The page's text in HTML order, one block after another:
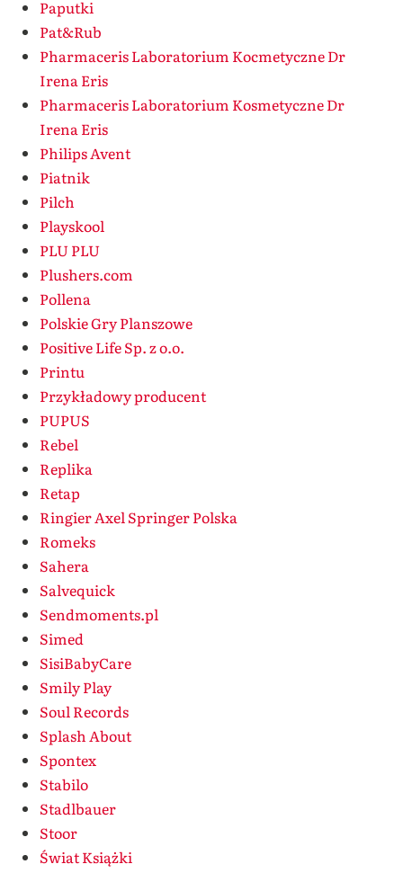
Paputki
Pat&Rub
Pharmaceris Laboratorium Kocmetyczne Dr
Irena Eris
Pharmaceris Laboratorium Kosmetyczne Dr
Irena Eris
Philips Avent
Piatnik
Pilch
Playskool
PLU PLU
Plushers.com
Pollena
Polskie Gry Planszowe
Positive Life Sp. z o.o.
Printu
Przykładowy producent
PUPUS
Rebel
Replika
Retap
Ringier Axel Springer Polska
Romeks
Sahera
Salvequick
Sendmoments.pl
Simed
SisiBabyCare
Smily Play
Soul Records
Splash About
Spontex
Stabilo
Stadlbauer
Stoor
Świat Książki